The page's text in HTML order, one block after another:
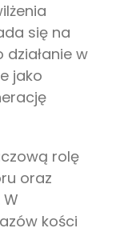
się na
w
jako
rolę
oraz
kości